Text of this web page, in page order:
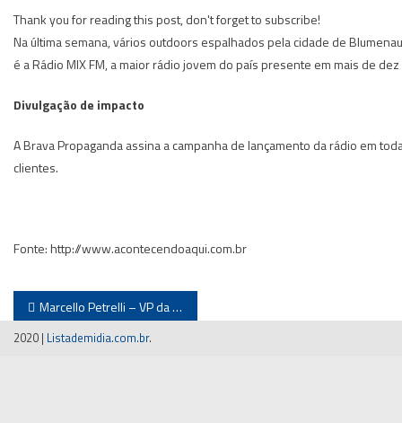
Thank you for reading this post, don't forget to subscribe!
Na última semana, vários outdoors espalhados pela cidade de
é a Rádio MIX FM, a maior rádio jovem do país presente em mais de
Divulgação de impacto
A Brava Propaganda assina a campanha de lançamento da rádio em
clientes.
Fonte: http://www.acontecendoaqui.com.br
Navegação
de
Marcello Petrelli – VP da Rede SC
2020 | Listademidia.com.br.